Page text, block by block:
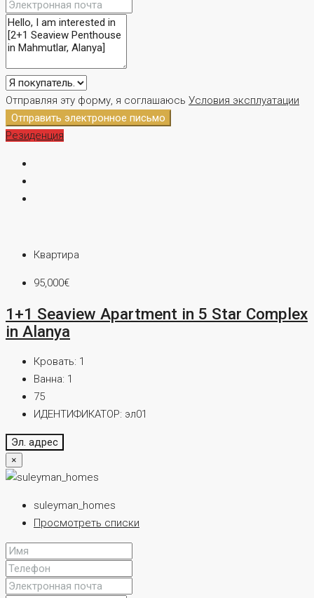
Отправляя эту форму, я соглашаюсь Условия эксплуатации
Отправить электронное письмо
Резиденция
Квартира
95,000€
1+1 Seaview Apartment in 5 Star Complex
in Alanya
Кровать: 1
Ванна: 1
75
ИДЕНТИФИКАТОР: эл01
Эл. адрес
×
suleyman_homes
Просмотреть списки